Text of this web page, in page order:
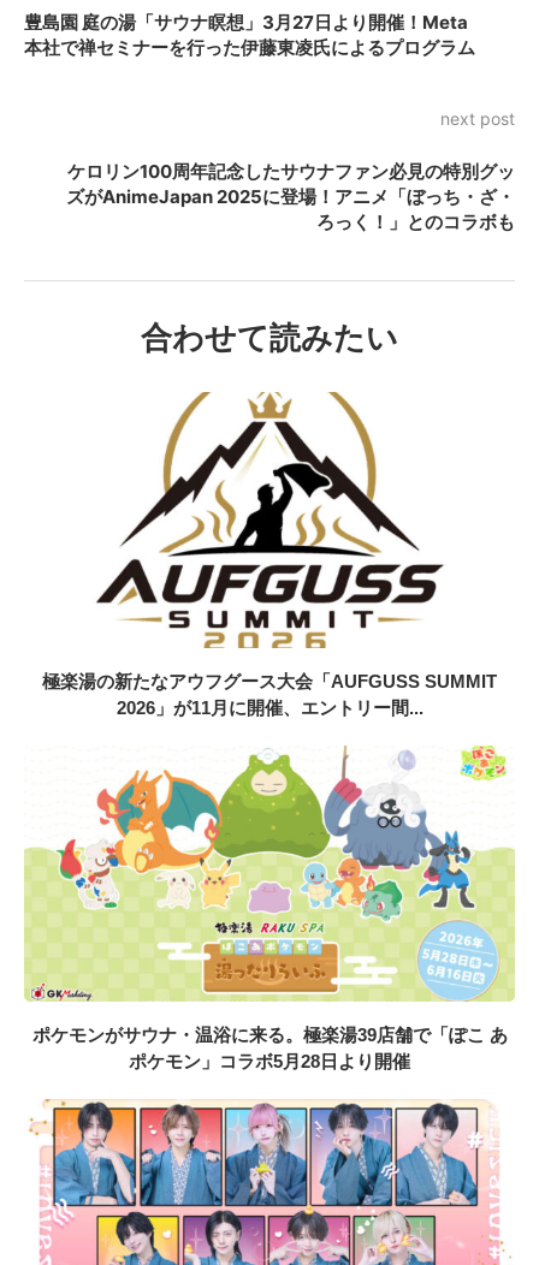
豊島園 庭の湯「サウナ瞑想」3月27日より開催！Meta
本社で禅セミナーを行った伊藤東凌氏によるプログラム
next post
ケロリン100周年記念したサウナファン必見の特別グッ
ズがAnimeJapan 2025に登場！アニメ「ぼっち・ざ・
ろっく！」とのコラボも
合わせて読みたい
極楽湯の新たなアウフグース大会「AUFGUSS SUMMIT
2026」が11月に開催、エントリー間...
ポケモンがサウナ・温浴に来る。極楽湯39店舗で「ぽこ あ
ポケモン」コラボ5月28日より開催